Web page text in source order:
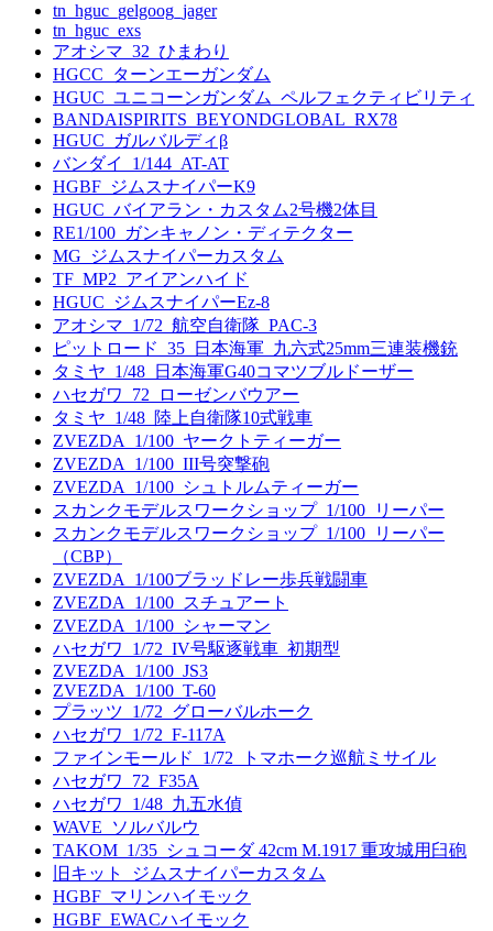
tn_hguc_gelgoog_jager
tn_hguc_exs
アオシマ_32_ひまわり
HGCC_ターンエーガンダム
HGUC_ユニコーンガンダム_ペルフェクティビリティ
BANDAISPIRITS_BEYONDGLOBAL_RX78
HGUC_ガルバルディβ
バンダイ_1/144_AT-AT
HGBF_ジムスナイパーK9
HGUC_バイアラン・カスタム2号機2体目
RE1/100_ガンキャノン・ディテクター
MG_ジムスナイパーカスタム
TF_MP2_アイアンハイド
HGUC_ジムスナイパーEz-8
アオシマ_1/72_航空自衛隊_PAC-3
ピットロード_35_日本海軍_九六式25mm三連装機銃
タミヤ_1/48_日本海軍G40コマツブルドーザー
ハセガワ_72_ローゼンバウアー
タミヤ_1/48_陸上自衛隊10式戦車
ZVEZDA_1/100_ヤークトティーガー
ZVEZDA_1/100_III号突撃砲
ZVEZDA_1/100_シュトルムティーガー
スカンクモデルスワークショップ_1/100_リーパー
スカンクモデルスワークショップ_1/100_リーパー
（CBP）
ZVEZDA_1/100ブラッドレー歩兵戦闘車
ZVEZDA_1/100_スチュアート
ZVEZDA_1/100_シャーマン
ハセガワ_1/72_IV号駆逐戦車_初期型
ZVEZDA_1/100_JS3
ZVEZDA_1/100_T-60
プラッツ_1/72_グローバルホーク
ハセガワ_1/72_F-117A
ファインモールド_1/72_トマホーク巡航ミサイル
ハセガワ_72_F35A
ハセガワ_1/48_九五水偵
WAVE_ソルバルウ
TAKOM_1/35_シュコーダ 42cm M.1917 重攻城用臼砲
旧キット_ジムスナイパーカスタム
HGBF_マリンハイモック
HGBF_EWACハイモック